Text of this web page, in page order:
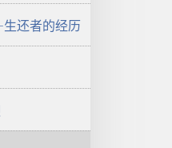
还者的经历